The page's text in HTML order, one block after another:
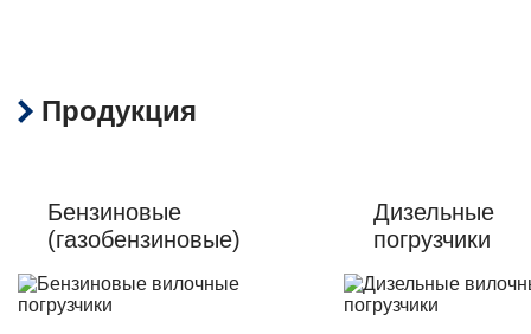
Продукция
Бензиновые
(газобензиновые)
Дизельные
погрузчики